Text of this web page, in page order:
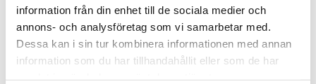
information från din enhet till de sociala medier och
annons- och analysföretag som vi samarbetar med.
Dessa kan i sin tur kombinera informationen med annan
information som du har tillhandahållit eller som de har
Fragtfrit når du handler for 1.900,-
Afsendelse samme dag ved bestilling
inden kl 10